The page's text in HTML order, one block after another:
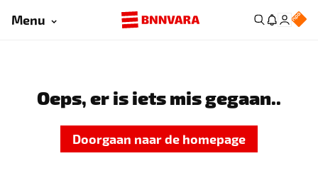
Menu
Oeps, er is iets mis gegaan..
Doorgaan naar de homepage